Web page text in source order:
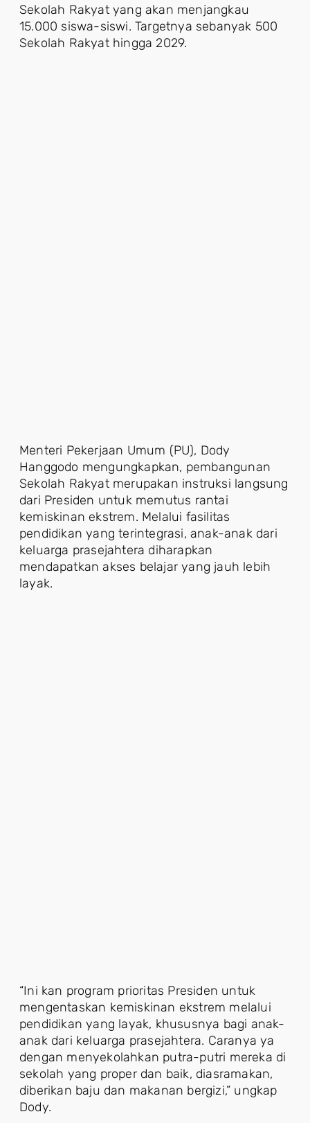
Sekolah Rakyat yang akan menjangkau
15.000 siswa-siswi. Targetnya sebanyak 500
Sekolah Rakyat hingga 2029.
Menteri Pekerjaan Umum (PU), Dody
Hanggodo mengungkapkan, pembangunan
Sekolah Rakyat merupakan instruksi langsung
dari Presiden untuk memutus rantai
kemiskinan ekstrem. Melalui fasilitas
pendidikan yang terintegrasi, anak-anak dari
keluarga prasejahtera diharapkan
mendapatkan akses belajar yang jauh lebih
layak.
“Ini kan program prioritas Presiden untuk
mengentaskan kemiskinan ekstrem melalui
pendidikan yang layak, khususnya bagi anak-
anak dari keluarga prasejahtera. Caranya ya
dengan menyekolahkan putra-putri mereka di
sekolah yang proper dan baik, diasramakan,
diberikan baju dan makanan bergizi,” ungkap
Dody.